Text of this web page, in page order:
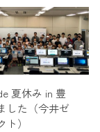
夏休み in 豊
した（今井ゼ
）